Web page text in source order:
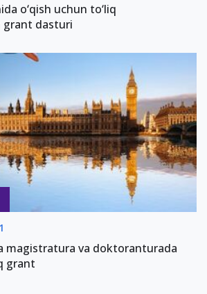
o‘qish uchun to‘liq
grant dasturi
magistratura va doktoranturada
grant